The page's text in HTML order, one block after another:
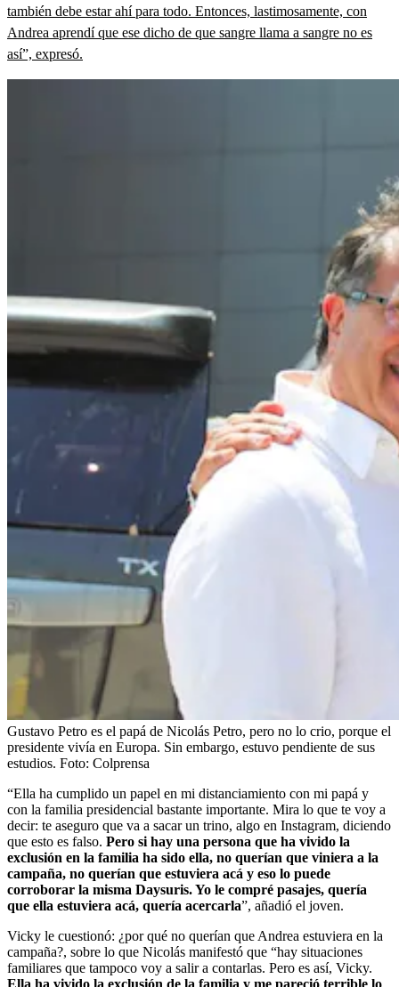
también debe estar ahí para todo. Entonces, lastimosamente, con
Andrea aprendí que ese dicho de que sangre llama a sangre no es
así”, expresó.
Gustavo Petro es el papá de Nicolás Petro, pero no lo crio, porque el
presidente vivía en Europa. Sin embargo, estuvo pendiente de sus
estudios. Foto: Colprensa
“Ella ha cumplido un papel en mi distanciamiento con mi papá y
con la familia presidencial bastante importante. Mira lo que te voy a
decir: te aseguro que va a sacar un trino, algo en Instagram, diciendo
que esto es falso. Pero si hay una persona que ha vivido la
exclusión en la familia ha sido ella, no querían que viniera a la
campaña, no querían que estuviera acá y eso lo puede
corroborar la misma Daysuris. Yo le compré pasajes, quería
que ella estuviera acá, quería acercarla”, añadió el joven.
Vicky le cuestionó: ¿por qué no querían que Andrea estuviera en la
campaña?, sobre lo que Nicolás manifestó que “hay situaciones
familiares que tampoco voy a salir a contarlas. Pero es así, Vicky.
Ella ha vivido la exclusión de la familia y me pareció terrible lo